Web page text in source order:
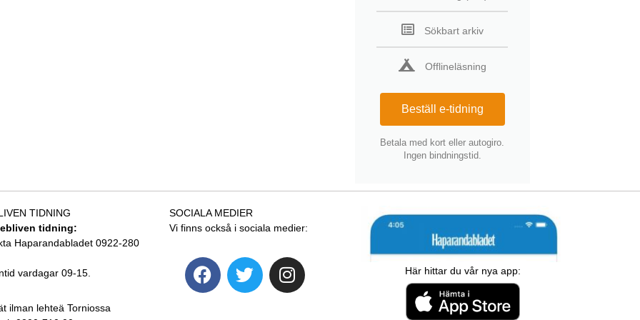
Sökbart arkiv
Offlineläsning
Beställ e-tidning
Betala med kort eller autogiro.
Ingen bindningstid.
TIDNING
tidning:
Haparandabladet 0922-280
vardagar 09-15.
ilman lehteä Torniossa
SOCIALA MEDIER
Vi finns också i sociala medier:
Här hittar du vår nya app: